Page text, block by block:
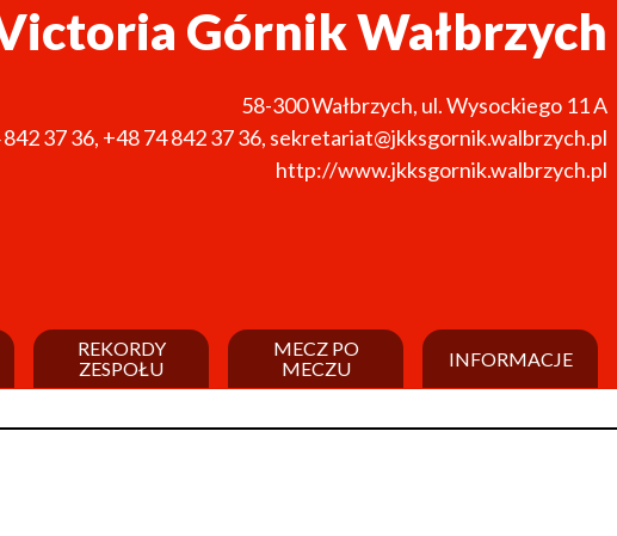
Górnik Wałbrzych
58-300Wałbrzych, ul. Wysockiego 11 A
37 36, +48 74 842 37 36, sekretariat@jkksgornik.walbrzych.pl
http://www.jkksgornik.walbrzych.pl
REKORDY
ZESPOŁU
MECZ PO
MECZU
INFORMACJE